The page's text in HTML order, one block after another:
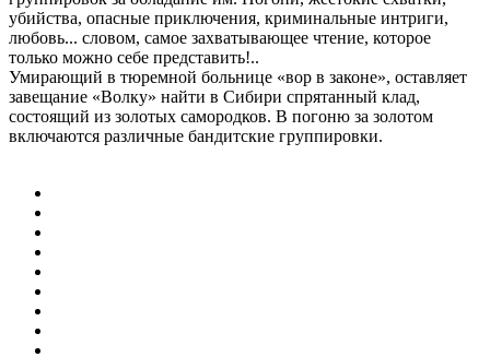
убийства, опасные приключения, криминальные интриги,
любовь... словом, самое захватывающее чтение, которое
только можно себе представить!..
Умирающий в тюремной больнице «вор в законе», оставляет
завещание «Волку» найти в Сибири спрятанный клад,
состоящий из золотых самородков. В погоню за золотом
включаются различные бандитские группировки.